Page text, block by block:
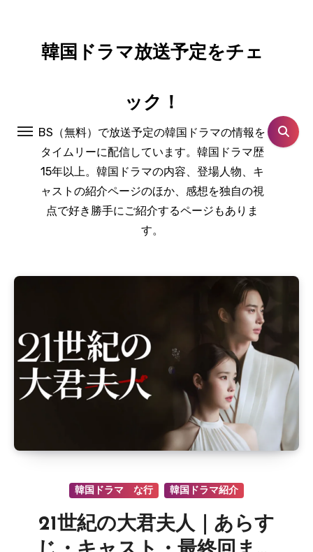
韓国ドラマ放送予定をチェ
ック！
BS（無料）で放送予定の韓国ドラマの情報を
タイムリーに配信しています。韓国ドラマ歴
15年以上。韓国ドラマの内容、登場人物、キ
ャストの紹介ページのほか、感想を独自の視
点で好き勝手にご紹介するページもありま
す。
韓国ドラマ な行 韓国ドラマ紹介
21世紀の大君夫人｜あらす